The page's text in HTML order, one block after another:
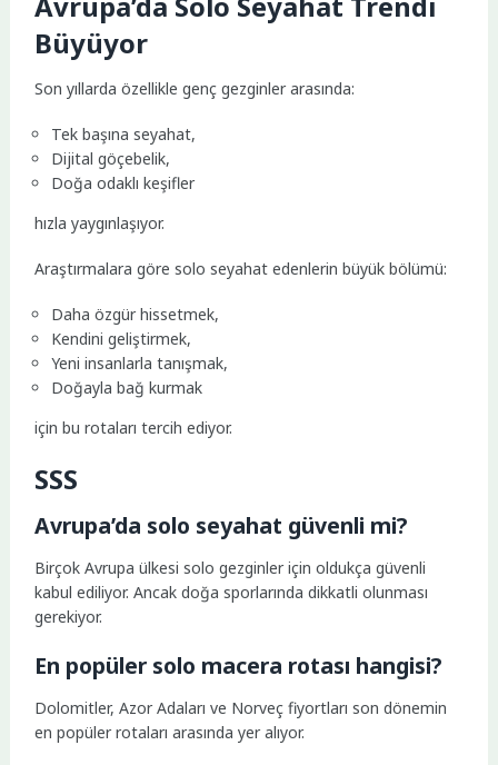
Büyüyor
Son yıllarda özellikle genç gezginler arasında:
Tek başına seyahat,
Dijital göçebelik,
Doğa odaklı keşifler
hızla yaygınlaşıyor.
Araştırmalara göre solo seyahat edenlerin büyük bölümü:
Daha özgür hissetmek,
Kendini geliştirmek,
Yeni insanlarla tanışmak,
Doğayla bağ kurmak
için bu rotaları tercih ediyor.
SSS
Avrupa’da solo seyahat güvenli mi?
Birçok Avrupa ülkesi solo gezginler için oldukça güvenli
kabul ediliyor. Ancak doğa sporlarında dikkatli olunması
gerekiyor.
En popüler solo macera rotası hangisi?
Dolomitler, Azor Adaları ve Norveç fiyortları son dönemin
en popüler rotaları arasında yer alıyor.